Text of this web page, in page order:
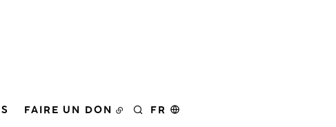
FAIRE UN DON RECHERCHER
FR